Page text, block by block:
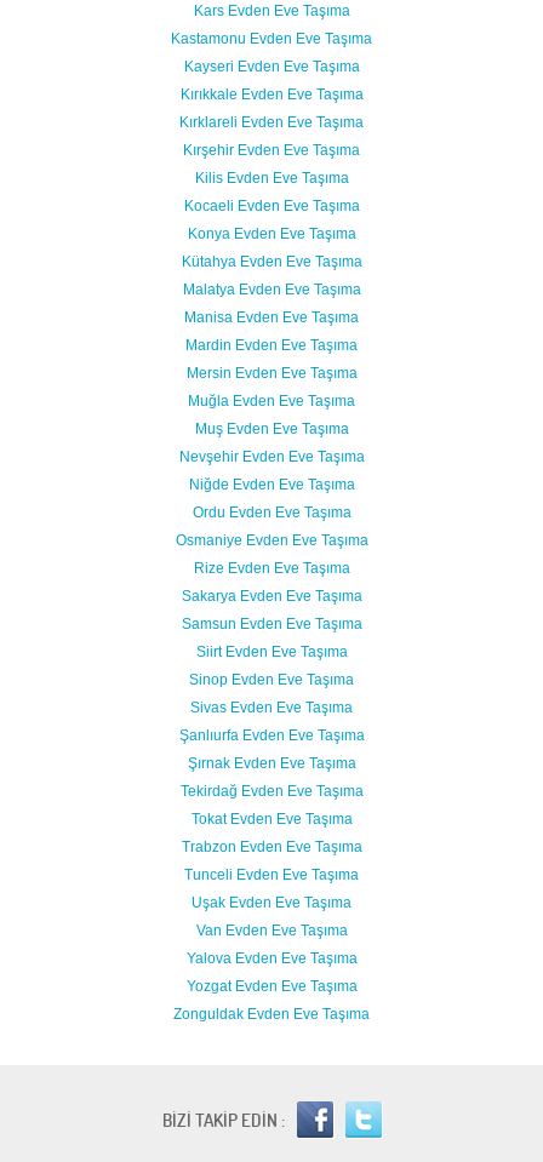
Kars Evden Eve Taşıma
Kastamonu Evden Eve Taşıma
Kayseri Evden Eve Taşıma
Kırıkkale Evden Eve Taşıma
Kırklareli Evden Eve Taşıma
Kırşehir Evden Eve Taşıma
Kilis Evden Eve Taşıma
Kocaeli Evden Eve Taşıma
Konya Evden Eve Taşıma
Kütahya Evden Eve Taşıma
Malatya Evden Eve Taşıma
Manisa Evden Eve Taşıma
Mardin Evden Eve Taşıma
Mersin Evden Eve Taşıma
Muğla Evden Eve Taşıma
Muş Evden Eve Taşıma
Nevşehir Evden Eve Taşıma
Niğde Evden Eve Taşıma
Ordu Evden Eve Taşıma
Osmaniye Evden Eve Taşıma
Rize Evden Eve Taşıma
Sakarya Evden Eve Taşıma
Samsun Evden Eve Taşıma
Siirt Evden Eve Taşıma
Sinop Evden Eve Taşıma
Sivas Evden Eve Taşıma
Şanlıurfa Evden Eve Taşıma
Şırnak Evden Eve Taşıma
Tekirdağ Evden Eve Taşıma
Tokat Evden Eve Taşıma
Trabzon Evden Eve Taşıma
Tunceli Evden Eve Taşıma
Uşak Evden Eve Taşıma
Van Evden Eve Taşıma
Yalova Evden Eve Taşıma
Yozgat Evden Eve Taşıma
Zonguldak Evden Eve Taşıma
BİZİ TAKİP EDİN :